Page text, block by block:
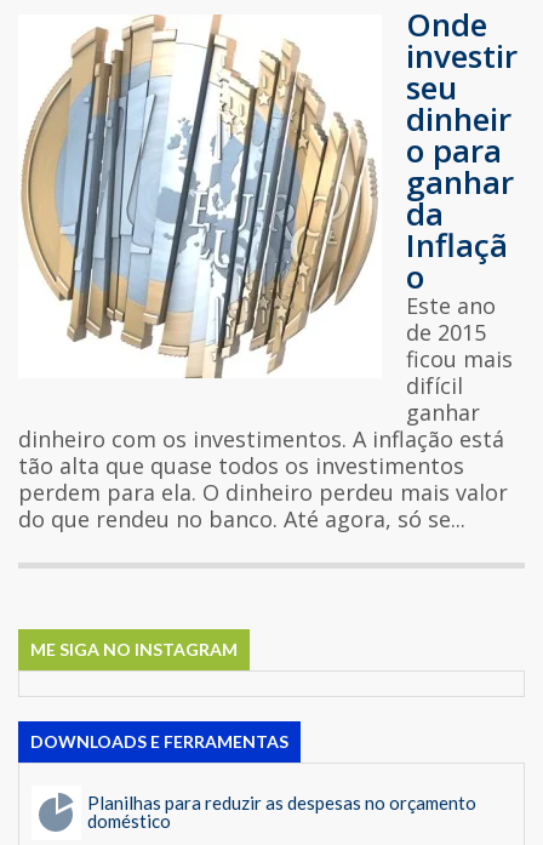
Onde
investir
seu
dinheir
o para
ganhar
da
Inflaçã
o
Este ano
de 2015
ficou mais
difícil
ganhar
dinheiro com os investimentos. A inflação está
tão alta que quase todos os investimentos
perdem para ela. O dinheiro perdeu mais valor
do que rendeu no banco. Até agora, só se...
ME SIGA NO INSTAGRAM
DOWNLOADS E FERRAMENTAS
Planilhas para reduzir as despesas no orçamento
doméstico